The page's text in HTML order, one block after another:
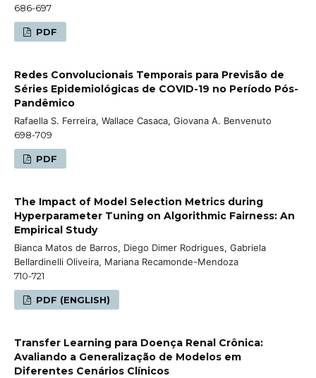
686-697
PDF
Redes Convolucionais Temporais para Previsão de
Séries Epidemiológicas de COVID-19 no Período Pós-
Pandêmico
Rafaella S. Ferreira, Wallace Casaca, Giovana A. Benvenuto
698-709
PDF
The Impact of Model Selection Metrics during
Hyperparameter Tuning on Algorithmic Fairness: An
Empirical Study
Bianca Matos de Barros, Diego Dimer Rodrigues, Gabriela
Bellardinelli Oliveira, Mariana Recamonde-Mendoza
710-721
PDF (ENGLISH)
Transfer Learning para Doença Renal Crônica:
Avaliando a Generalização de Modelos em
Diferentes Cenários Clínicos